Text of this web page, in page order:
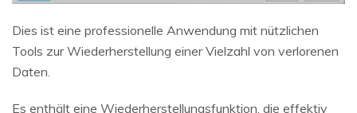
Dies ist eine professionelle Anwendung mit nützlichen
Tools zur Wiederherstellung einer Vielzahl von verlorenen
Daten.
Es enthält eine Wiederherstellungsfunktion, die effektiv